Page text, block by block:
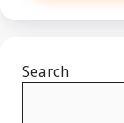
Search